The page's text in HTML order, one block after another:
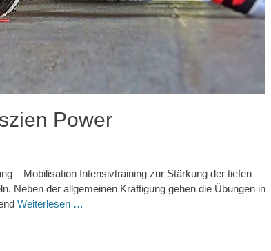
Power
– Mobilisation Intensivtraining zur Stärkung der tiefen
Neben der allgemeinen Kräftigung gehen die Übungen in
Weiterlesen …